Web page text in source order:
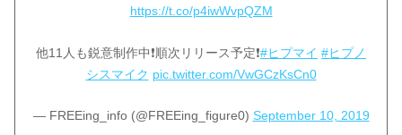
https://t.co/p4iwWvpQZM
他11人も鋭意制作中❗️順次リリース予定❗️#ヒプマイ #ヒプノ
シスマイク pic.twitter.com/VwGCzKsCn0
— FREEing_info (@FREEing_figure0) September 10, 2019